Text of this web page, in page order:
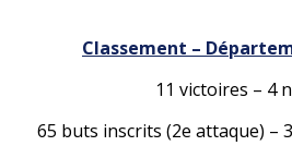
Classement –
11 victoires – 4
65 buts inscrits (2e attaque) –